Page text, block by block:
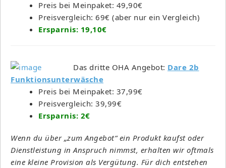
Preis bei Meinpaket: 49,90€
Preisvergleich: 69€ (aber nur ein Vergleich)
Ersparnis: 19,10€
Das dritte OHA Angebot: Dare 2b
Funktionsunterwäsche
Preis bei Meinpaket: 37,99€
Preisvergleich: 39,99€
Ersparnis: 2€
Wenn du über „zum Angebot“ ein Produkt kaufst oder
Dienstleistung in Anspruch nimmst, erhalten wir oftmals
eine kleine Provision als Vergütung. Für dich entstehen